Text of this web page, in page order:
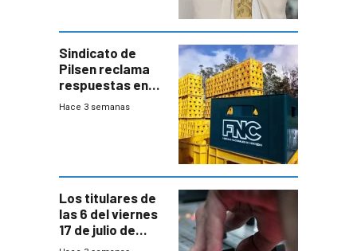
Sindicato de
Pilsen reclama
respuestas en
medio de
Hace 3 semanas
Los titulares de
las 6 del viernes
17 de julio de
2026